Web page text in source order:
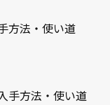
方法・使い道
手方法・使い道